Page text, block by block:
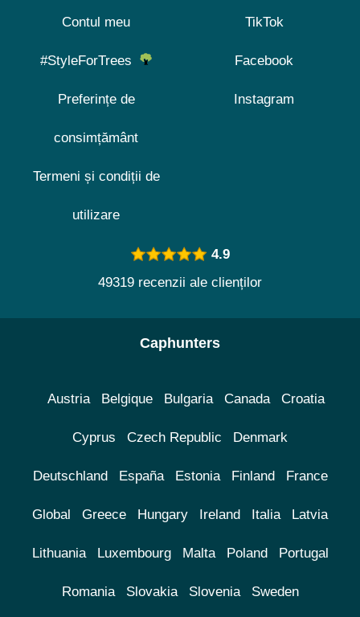
Contul meu
#StyleForTrees
Preferințe de
consimțământ
Termeni și condiții de
utilizare
TikTok
Facebook
Instagram
4.9
49319 recenzii ale clienților
Caphunters
Austria Belgique Bulgaria Canada Croatia
Cyprus Czech Republic Denmark
Deutschland España Estonia Finland France
Global Greece Hungary Ireland Italia Latvia
Lithuania Luxembourg Malta Poland Portugal
Romania Slovakia Slovenia Sweden